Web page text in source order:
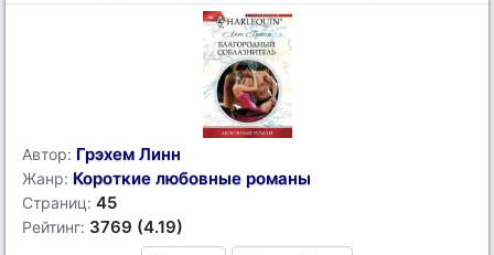
Автор: Грэхем Линн
Жанр: Короткие любовные романы
Страниц: 45
Рейтинг: 3769 (4.19)